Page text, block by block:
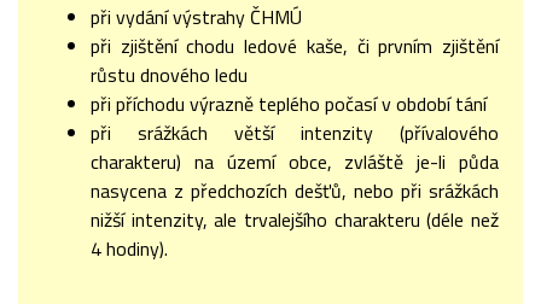
při vydání výstrahy ČHMÚ
při zjištění chodu ledové kaše, či prvním zjištění
růstu dnového ledu
při příchodu výrazně teplého počasí v období tání
při srážkách větší intenzity (přívalového
charakteru) na území obce, zvláště je-li půda
nasycena z předchozích dešťů, nebo při srážkách
nižší intenzity, ale trvalejšího charakteru (déle než
4 hodiny).